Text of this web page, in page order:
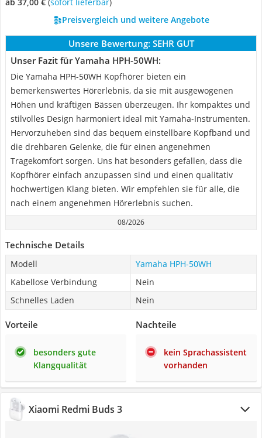
Preisvergleich und weitere Angebote
Unsere Bewertung: SEHR GUT
Unser Fazit für Yamaha HPH-50WH:
Die Yamaha HPH-50WH Kopfhörer bieten ein
bemerkenswertes Hörerlebnis, da sie mit ausgewogenen
Höhen und kräftigen Bässen überzeugen. Ihr kompaktes und
stilvolles Design harmoniert ideal mit Yamaha-Instrumenten.
Hervorzuheben sind das bequem einstellbare Kopfband und
die drehbaren Gelenke, die für einen angenehmen
Tragekomfort sorgen. Uns hat besonders gefallen, dass die
Kopfhörer einfach anzupassen sind und einen qualitativ
hochwertigen Klang bieten. Wir empfehlen sie für alle, die
nach einem angenehmen Hörerlebnis suchen.
08/2026
Technische Details
Modell
Yamaha HPH-50WH
Kabellose Verbindung
Nein
Schnelles Laden
Nein
Vorteile
besonders gute
Klangqualität
Nachteile
kein Sprachassistent
vorhanden
Xiaomi Redmi Buds 3